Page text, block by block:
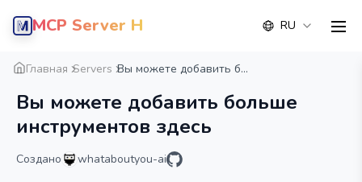
MCP Server Hub RU
Главная Servers Вы можете добавить б...
Вы можете добавить больше
инструментов здесь
Создано
whataboutyou-ai
Обзор Деталь Альтернатива